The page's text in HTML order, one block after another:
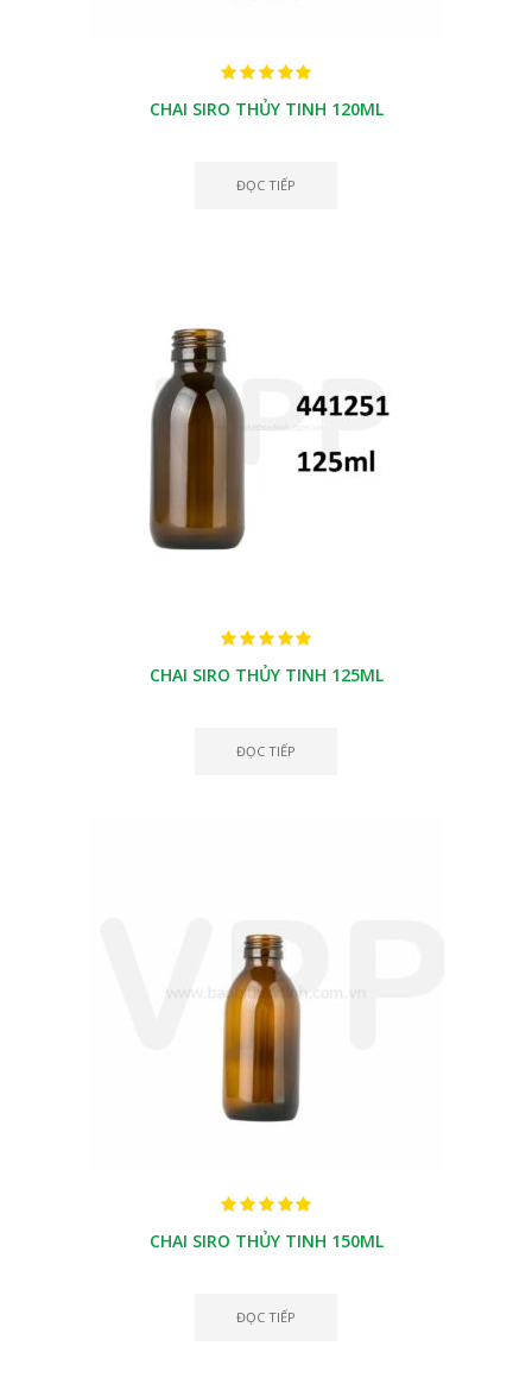
CHAI SIRO THỦY TINH 120ML
ĐỌC TIẾP
CHAI SIRO THỦY TINH 125ML
ĐỌC TIẾP
CHAI SIRO THỦY TINH 150ML
ĐỌC TIẾP